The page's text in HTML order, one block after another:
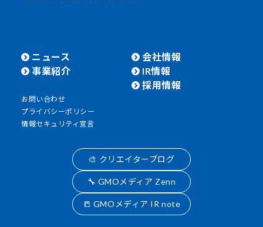
ニュース
事業紹介
会社情報
IR情報
採用情報
お問い合わせ
プライバシーポリシー
情報セキュリティ宣言
🎨 クリエイターブログ
🔧 GMOメディア Zenn
📒 GMOメディア IR note